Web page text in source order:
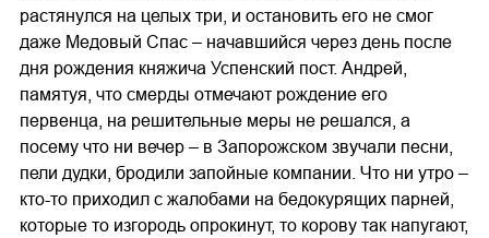
растянулся на целых три, и остановить его не смог
даже Медовый Спас – начавшийся через день после
дня рождения княжича Успенский пост. Андрей,
памятуя, что смерды отмечают рождение его
первенца, на решительные меры не решался, а
посему что ни вечер – в Запорожском звучали песни,
пели дудки, бродили запойные компании. Что ни утро –
кто-то приходил с жалобами на бедокурящих парней,
которые то изгородь опрокинут, то корову так напугают,